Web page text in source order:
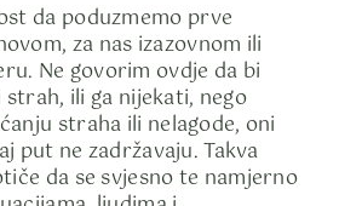
da poduzmemo prve
za nas izazovnom ili
Ne govorim ovdje da bi
ili ga nijekati, nego
straha ili nelagode, oni
put ne zadržavaju. Takva
da se svjesno te namjerno